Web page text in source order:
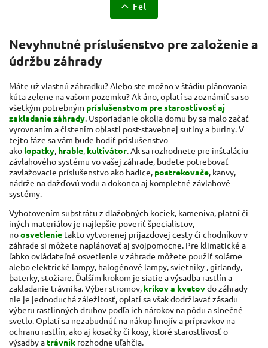
Fel
Nevyhnutné príslušenstvo pre založenie a
údržbu záhrady
Máte už vlastnú záhradku? Alebo ste možno v štádiu plánovania
kúta zelene na vašom pozemku? Ak áno, oplatí sa zoznámiť sa so
všetkým potrebným príslušenstvom pre starostlivosť aj
zakladanie záhrady. Usporiadanie okolia domu by sa malo začať
vyrovnaním a čistením oblasti post-stavebnej sutiny a buriny. V
tejto fáze sa vám bude hodiť príslušenstvo
ako lopatky, hrable, kultivátor. Ak sa rozhodnete pre inštaláciu
závlahového systému vo vašej záhrade, budete potrebovať
zavlažovacie príslušenstvo ako hadice, postrekovače, kanvy,
nádrže na dažďovú vodu a dokonca aj kompletné závlahové
systémy.
Vyhotovením substrátu z dlažobných kociek, kameniva, platní či
iných materiálov je najlepšie poveriť špecialistov,
noosvetlenie takto vytvorenej príjazdovej cesty či chodníkov v
záhrade si môžete naplánovať aj svojpomocne. Pre klimatické a
ľahko ovládateľné osvetlenie v záhrade môžete použiť solárne
alebo elektrické lampy, halogénové lampy,svietniky , girlandy,
baterky, stožiare. Ďalším krokom je siatie a výsadba rastlín a
zakladanie trávnika. Výber stromov, kríkov a kvetovdo záhrady
nie je jednoduchá záležitosť, oplatí sa však dodržiavať zásadu
výberu rastlinných druhov podľa ich nárokov na pôdu a slnečné
svetlo. Oplatí sa nezabudnúť na nákup hnojív a prípravkov na
ochranu rastlín, ako aj kosačky či kosy, ktoré starostlivosť o
výsadby atrávnik rozhodne uľahčia.